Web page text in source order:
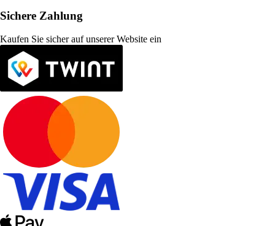
Sichere Zahlung
Kaufen Sie sicher auf unserer Website ein